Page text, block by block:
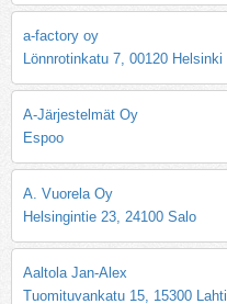
a-factory oy
Lönnrotinkatu 7, 00120 Helsinki
A-Järjestelmät Oy
Espoo
A. Vuorela Oy
Helsingintie 23, 24100 Salo
Aaltola Jan-Alex
Tuomituvankatu 15, 15300 Lahti